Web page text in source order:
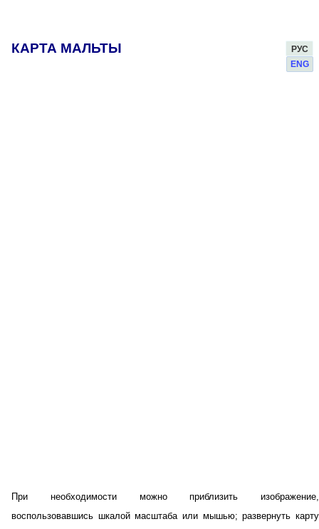
РУС
ENG
КАРТА МАЛЬТЫ
При необходимости можно приблизить изображение,
воспользовавшись шкалой масштаба или мышью; развернуть карту